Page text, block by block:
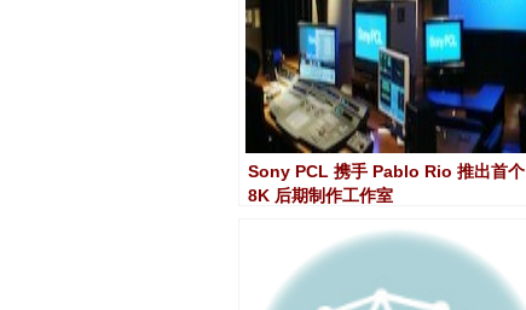
Sony PCL 携手 Pablo Rio 推出首个
8K 后期制作工作室